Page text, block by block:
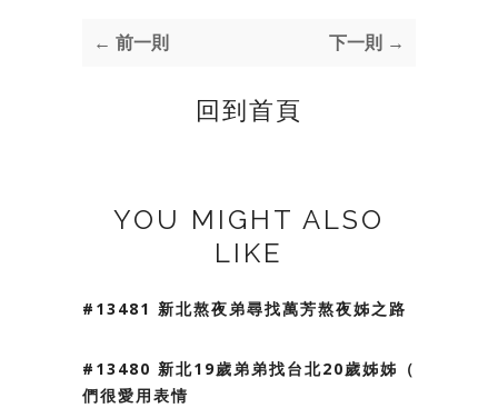
← 前一則 下一則 →
回到首頁
YOU MIGHT ALSO
LIKE
#13481 新北熬夜弟尋找萬芳熬夜姊之路
#13480 新北19歲弟弟找台北20歲姊姊（我
們很愛用表情